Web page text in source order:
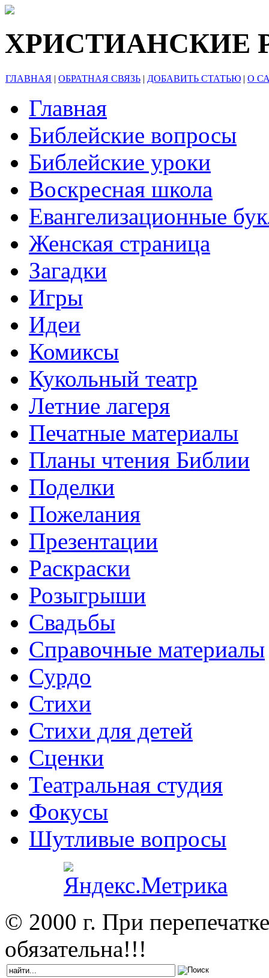
ХРИСТИАНСКИЕ
ГЛАВНАЯ | ОБРАТНАЯ СВЯЗЬ | ДОБАВИТЬ СТАТЬЮ | О
Главная
Библейские вопросы
Библейские уроки
Воскресная школа
Евангелизационные
Женская страница
Загадки
Игры
Идеи
Комиксы
Кукольный театр
Летние лагеря
Печатные материалы
Планы чтения Библии
Поделки
Пожелания
Презентации
Раскраски
Розыгрыши
Свадьбы
Справочные материалы
Сурдо
Стихи
Стихи для детей
Сценки
Театральная студия
Фокусы
Шутливые вопросы
© 2000 г. При
обязательна!!!